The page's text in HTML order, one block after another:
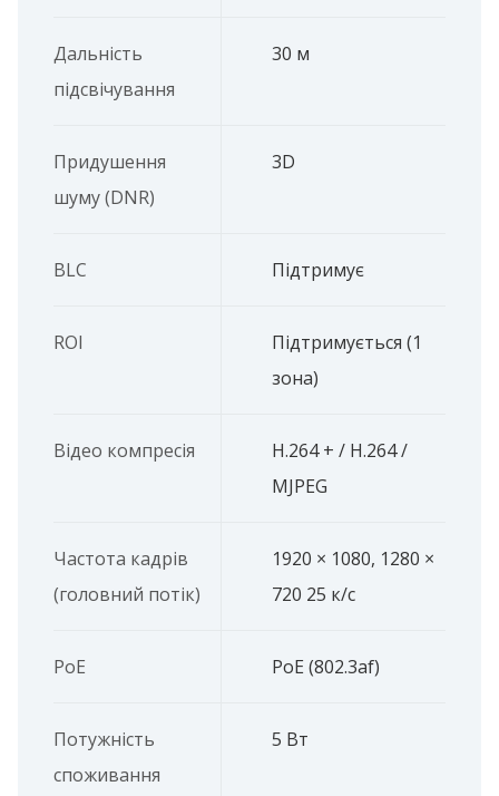
Дальність
підсвічування
30 м
Придушення
шуму (DNR)
3D
BLC Підтримує
ROI
Підтримується (1
зона)
Відео компресія
H.264 + / H.264 /
MJPEG
Частота кадрів
(головний потік)
1920 × 1080, 1280 ×
720 25 к/с
PoE PoE (802.3af)
Потужність
споживання
5 Вт